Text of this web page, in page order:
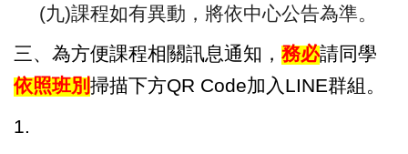
(九)課程如有異動，將依中心公告為準。
三、為方便課程相關訊息通知， 務必請同學
依照班別掃描下方QR Code加入LINE群組。
1.